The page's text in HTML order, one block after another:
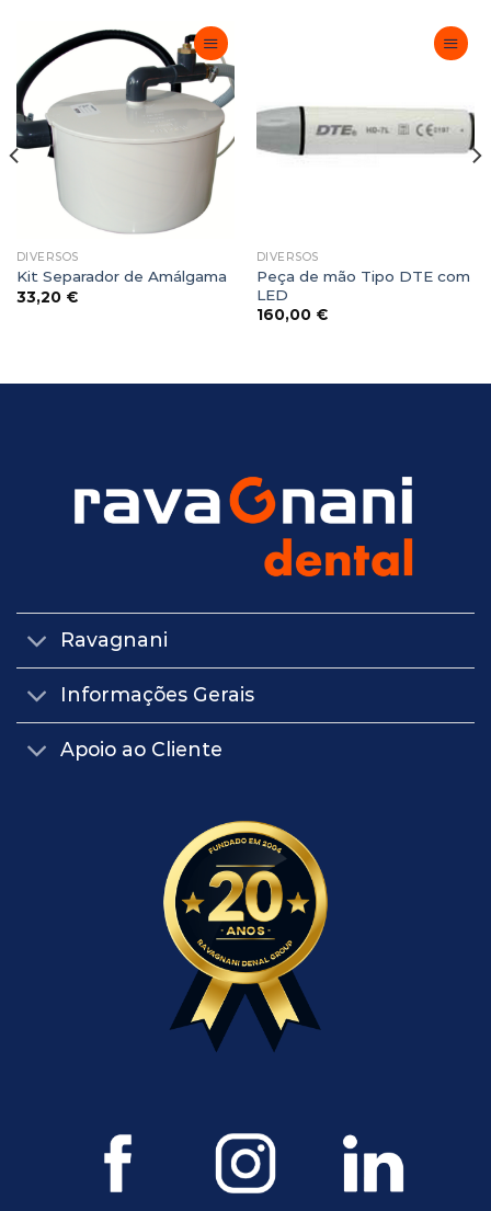
Adicionar
Favoritos
DIVERSOS
Kit Separador de Amálgama
33,20 €
DIVERSOS
Peça de mão Tipo DTE com
LED
160,00 €
Ravagnani
Informações Gerais
Apoio ao Cliente